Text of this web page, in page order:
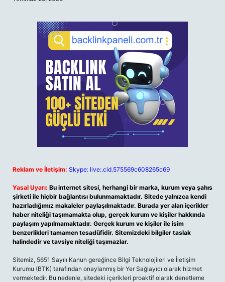
Reklam ve İletişim: Skype: live:.cid.575569c608265c69
Yasal Uyarı: Bu internet sitesi, herhangi bir marka, kurum veya şahıs
şirketi ile hiçbir bağlantısı bulunmamaktadır. Sitede yalnızca kendi
hazırladığımız makaleler paylaşılmaktadır. Burada yer alan içerikler
haber niteliği taşımamakta olup, gerçek kurum ve kişiler hakkında
paylaşım yapılmamaktadır. Gerçek kurum ve kişiler ile isim
benzerlikleri tamamen tesadüfidir. Sitemizdeki bilgiler taslak
halindedir ve tavsiye niteliği taşımazlar.
Sitemiz, 5651 Sayılı Kanun gereğince Bilgi Teknolojileri ve İletişim
Kurumu (BTK) tarafından onaylanmış bir Yer Sağlayıcı olarak hizmet
vermektedir. Bu nedenle, sitedeki içerikleri proaktif olarak denetleme